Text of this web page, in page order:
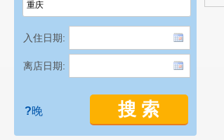
入住日期:
离店日期:
?晚 搜 索